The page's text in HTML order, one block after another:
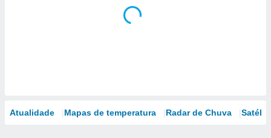
Atualidade Mapas de temperatura Radar de Chuva